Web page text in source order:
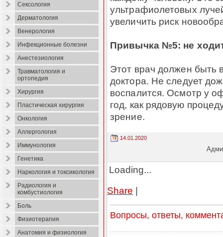
Сексология
Дерматология
Венерология
Инфекционные болезни
Анестезиология
Травматология и
ортопедия
Хирургия
Пластическая хирургия
Онкология
Аллергология
Иммунология
Генетика
Наркология и токсикология
Радиология и
комбустиология
Боль
Физиотерапия
Анатомия и физиология
ультрафиолетовых
увеличить риск
Привычка №5: не
Этот врач должен быть
доктора. Не следует
воспалится. Осмотр у
год, как рядовую
зрение.
14.01.2020
Loading...
Share |
Вопросы, ответы,